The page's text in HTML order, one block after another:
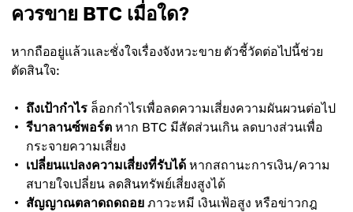
ควรขาย BTC เมื่อใด?
หากถืออยู่แล้วและชั่งใจเรื่องจังหวะขาย ตัวชี้วัดต่อไปนี้ช่วย
ตัดสินใจ:
ถึงเป้ากำไร ล็อกกำไรเพื่อลดความเสี่ยงความผันผวนต่อไป
รีบาลานซ์พอร์ต หาก BTC มีสัดส่วนเกิน ลดบางส่วนเพื่อ
กระจายความเสี่ยง
เปลี่ยนแปลงความเสี่ยงที่รับได้ หากสถานะการเงิน/ความ
สบายใจเปลี่ยน ลดสินทรัพย์เสี่ยงสูงได้
สัญญาณตลาดถดถอย ภาวะหมี เงินเฟ้อสูง หรือข่าวกฎ